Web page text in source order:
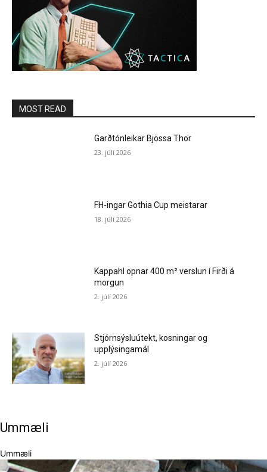
MOST READ
Garðtónleikar Bjössa Thor
23. júlí 2026
FH-ingar Gothia Cup meistarar
18. júlí 2026
Kappahl opnar 400 m² verslun í Firði á
morgun
2. júlí 2026
Stjórnsýsluútekt, kosningar og
upplýsingamál
2. júlí 2026
Ummæli
Ummæli